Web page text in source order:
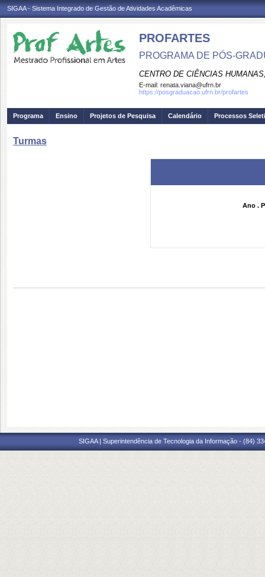
SIGAA - Sistema Integrado de Gestão de Atividades Acadêmicas
PROFARTES
PROGRAMA DE PÓS-
CENTRO DE CIÊNCIAS
E-mail: renata.viana@ufrn.br
https://posgraduacao.ufrn.br/profartes
Programa Ensino Projetos de Pesquisa Calendário Processos
Turmas
Ano .
SIGAA | Superintendência de Tecnologia da Informação - (84)